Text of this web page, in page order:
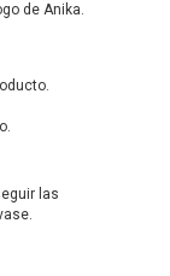
de Anika.
las